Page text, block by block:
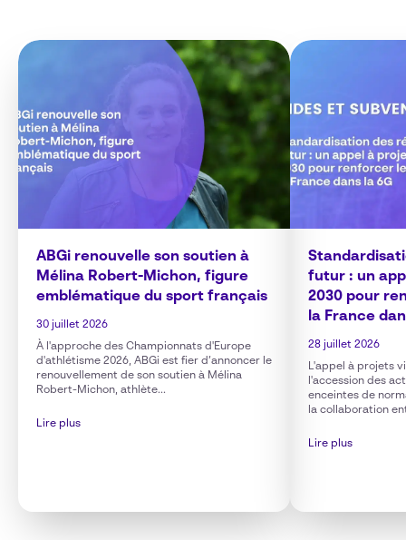
ABGi renouvelle son soutien à
Mélina Robert-Michon, figure
emblématique du sport français
30 juillet 2026
À l'approche des Championnats d'Europe
d'athlétisme 2026, ABGi est fier d’annoncer le
renouvellement de son soutien à Mélina
Robert-Michon, athlète...
Lire plus
futur : un
2030 pour
la France
28 juillet 2026
L'appel à projets
l'accession des
enceintes de
la collaboration
Lire plus